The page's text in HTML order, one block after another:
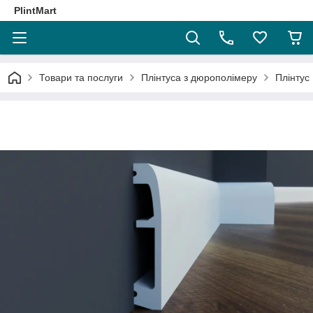
PlintMart
Товари та послуги Плінтуса з дюрополімеру